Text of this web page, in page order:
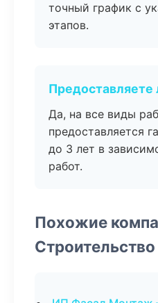
точный график с
этапов.
Предоставляете
Да, на все виды
предоставляется
до 3 лет в
работ.
Похожие